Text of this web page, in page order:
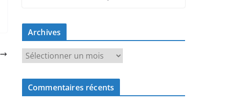
Archives
r
c
Commentaires récents